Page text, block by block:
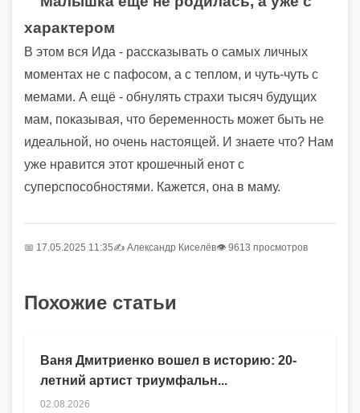
характером
В этом вся Ида - рассказывать о самых личных
моментах не с пафосом, а с теплом, и чуть-чуть с
мемами. А ещё - обнулять страхи тысяч будущих
мам, показывая, что беременность может быть не
идеальной, но очень настоящей. И знаете что? Нам
уже нравится этот крошечный енот с
суперспособностями. Кажется, она в маму.
📅 17.05.2025 11:35✍️ Александр Киселёв👁 9613 просмотров
Похожие статьи
Ваня Дмитриенко вошел в историю: 20-
летний артист триумфальн...
02.08.2026